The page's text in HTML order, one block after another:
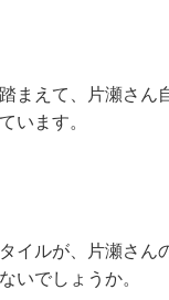
まえて、片瀬さん
います。
イルが、片瀬さん
いでしょうか。